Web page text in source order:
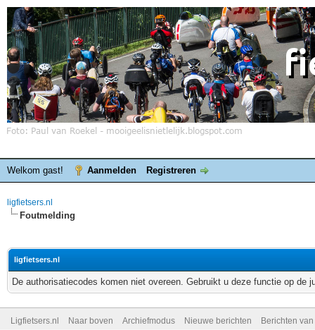
Welkom gast! Aanmelden Registreren
ligfietsers.nl
Foutmelding
ligfietsers.nl
De authorisatiecodes komen niet overeen. Gebruikt u deze functie op de
Ligfietsers.nl Naar boven Archiefmodus Nieuwe berichten Berichten